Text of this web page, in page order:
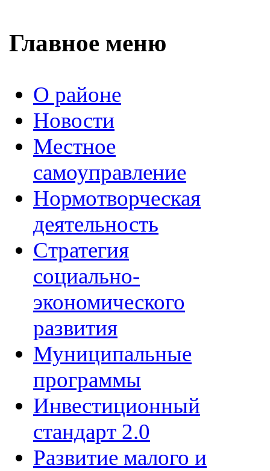
Главное меню
О районе
Новости
Местное
самоуправление
Нормотворческая
деятельность
Стратегия
социально-
экономического
развития
Муниципальные
программы
Инвестиционный
стандарт 2.0
Развитие малого и